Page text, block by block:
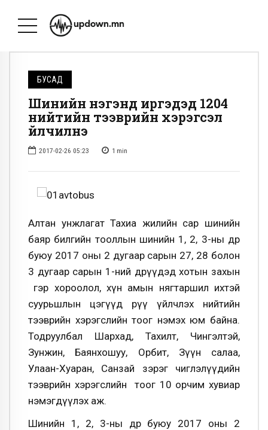
БУСАД
Шинийн нэгэнд иргэдэд 1204
нийтийн тээврийн хэрэгсэл
үйлчилнэ
2017-02-26 05:23 1 min
Алтан унжлагат Тахиа жилийн сар шинийн
баяр билгийн тооллын шинийн 1, 2, 3-ны өдөр
буюу 2017 оны 2 дугаар сарын 27, 28 болон
3 дугаар сарын 1-ний өдрүүдэд хотын захын
гэр хороолол, хүн амын нягтаршил ихтэй
суурьшлын цэгүүд рүү үйлчлэх нийтийн
тээврийн хэрэгслийн тоог нэмэх юм байна.
Тодруулбал Шархад, Тахилт, Чингэлтэй,
Зунжин, Баянхошуу, Орбит, Зүүн салаа,
Улаан-Хуаран, Санзай зэрэг чиглэлүүдийн
тээврийн хэрэгслийн тоог 10 орчим хувиар
нэмэгдүүлэх аж.
Шинийн 1, 2, 3-ны өдөр буюу 2017 оны 2